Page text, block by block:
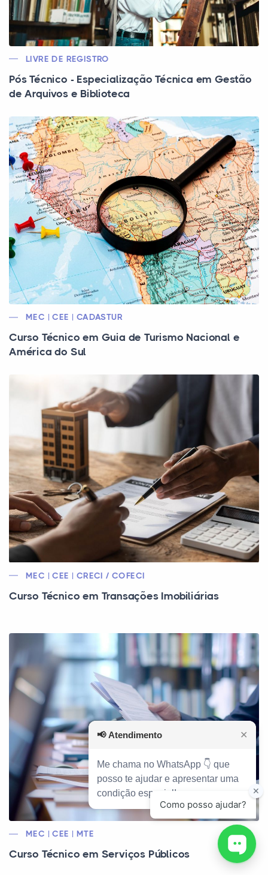
LIVRE DE REGISTRO
Pós Técnico - Especialização Técnica em Gestão
de Arquivos e Biblioteca
MEC | CEE | CADASTUR
Curso Técnico em Guia de Turismo Nacional e
América do Sul
MEC | CEE | CRECI / COFECI
Curso Técnico em Transações Imobiliárias
MEC | CEE | MTE
Curso Técnico em Serviços Públicos
📢 Atendimento ✕
Me chama no WhatsApp 👇 que
posso te ajudar e apresentar uma
condição especial!